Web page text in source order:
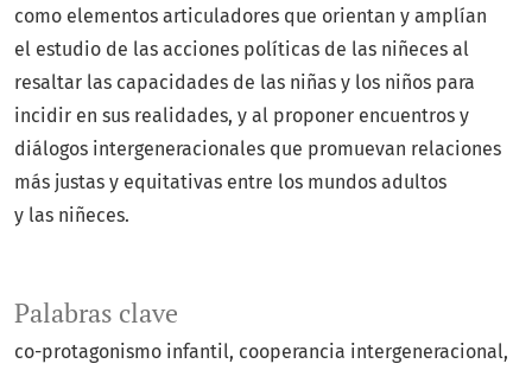
Palabras clave
co-protagonismo infantil cooperancia intergeneracional
como elementos articuladores que orientan y amplían
el estudio de las acciones políticas de las niñeces al
resaltar las capacidades de las niñas y los niños para
incidir en sus realidades, y al proponer encuentros y
diálogos intergeneracionales que promuevan relaciones
más justas y equitativas entre los mundos adultos
y las niñeces.